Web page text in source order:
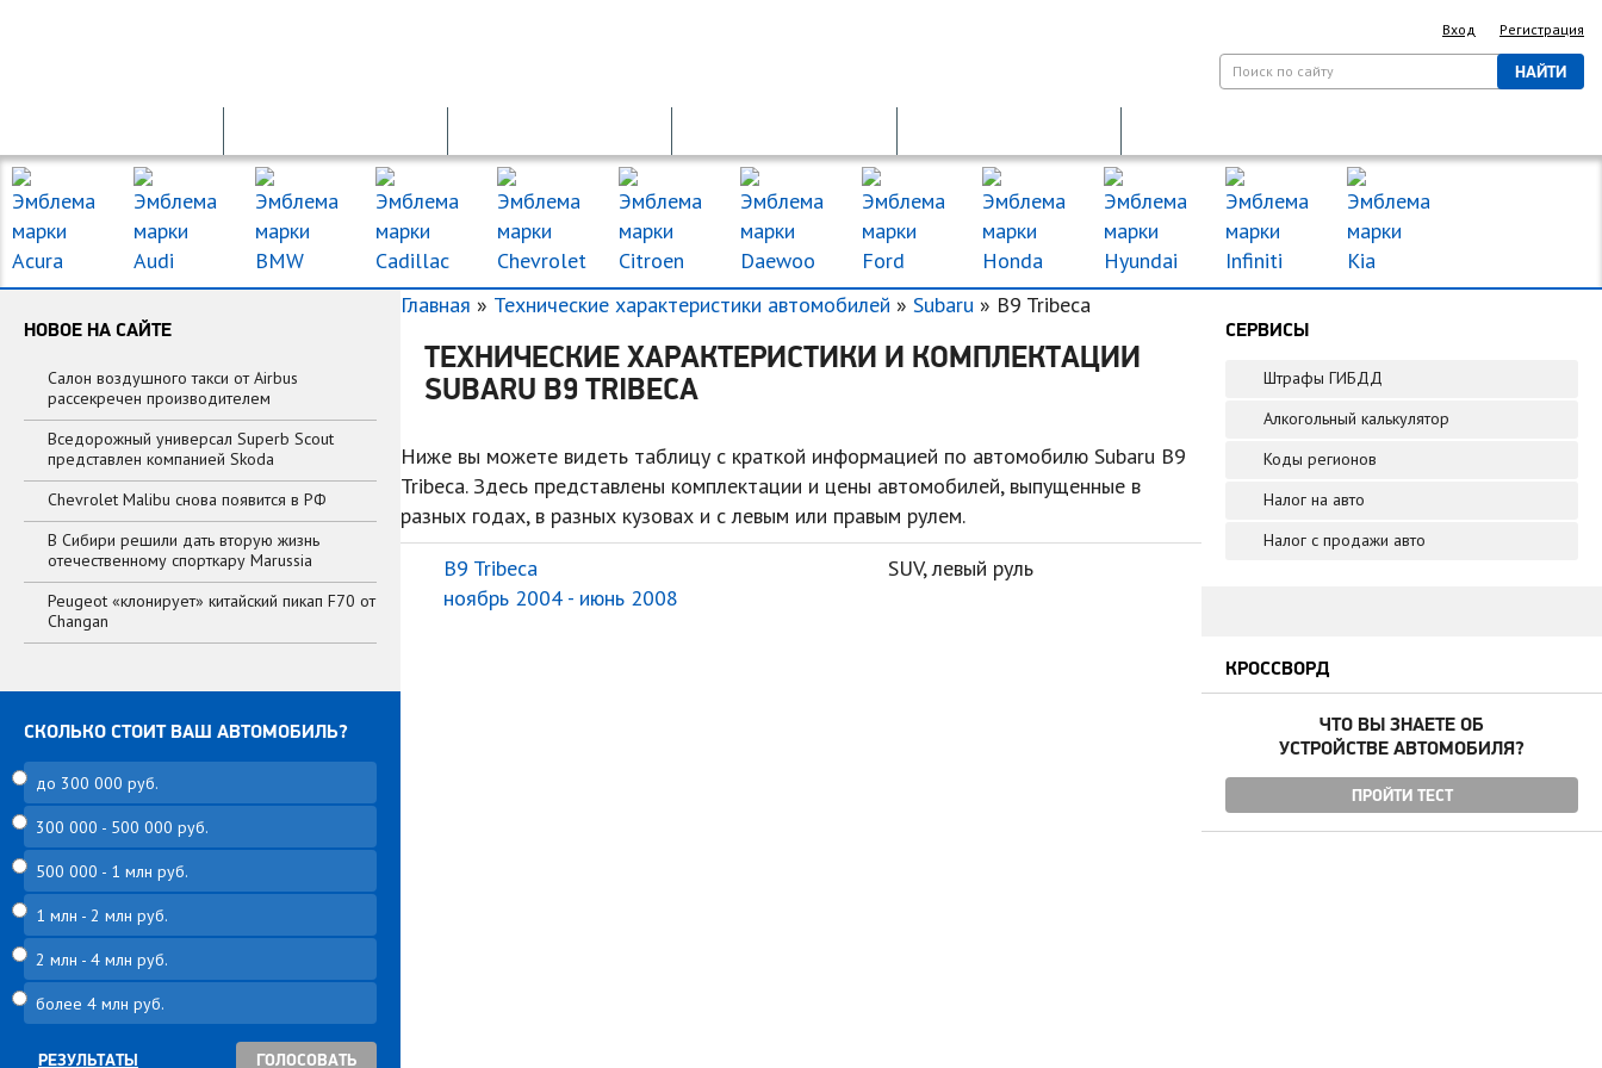
Вход Регистрация
НАЙТИ
Главная » Технические характеристики автомобилей » Subaru » B9 Tribeca
ТЕХНИЧЕСКИЕ ХАРАКТЕРИСТИКИ И КОМПЛЕКТАЦИИ
SUBARU B9 TRIBECA
Ниже вы можете видеть таблицу с краткой информацией по автомобилю Subaru B9
Tribeca. Здесь представлены комплектации и цены автомобилей, выпущенные в
разных годах, в разных кузовах и с левым или правым рулем.
B9 Tribeca
ноябрь 2004 - июнь 2008
SUV, левый руль
НОВОЕ НА САЙТЕ
Салон воздушного такси от Airbus
рассекречен производителем
Вседорожный универсал Superb Scout
представлен компанией Skoda
Chevrolet Malibu снова появится в РФ
В Сибири решили дать вторую жизнь
отечественному спорткару Marussia
Peugeot «клонирует» китайский пикап F70 от
Changan
СКОЛЬКО СТОИТ ВАШ АВТОМОБИЛЬ?
до 300 000 руб.
300 000 - 500 000 руб.
500 000 - 1 млн руб.
1 млн - 2 млн руб.
2 млн - 4 млн руб.
более 4 млн руб.
РЕЗУЛЬТАТЫ
СЕРВИСЫ
Штрафы ГИБДД
Алкогольный калькулятор
Коды регионов
Налог на авто
Налог с продажи авто
КРОССВОРД
ЧТО ВЫ ЗНАЕТЕ ОБ
УСТРОЙСТВЕ АВТОМОБИЛЯ?
ПРОЙТИ ТЕСТ